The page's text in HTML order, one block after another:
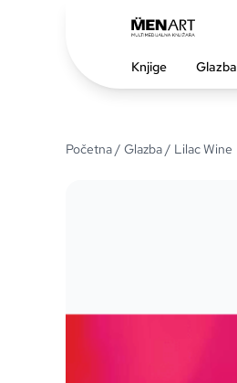
Knjige Glazba
Početna/ Glazba/ Lilac Wine